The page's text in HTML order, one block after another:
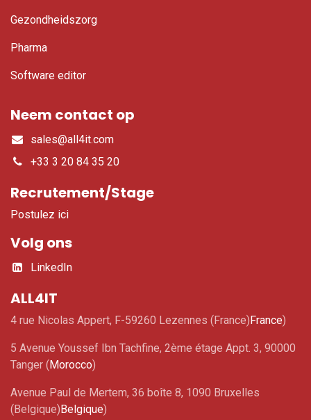
Gezondheidszorg
Pharma
Software editor
Neem contact op
sales@all4it.com
+33 3 20 84 35 20
Recrutement/Stage
Postulez ici
Volg ons
LinkedIn
ALL4IT
4 rue Nicolas Appert, F-59260 Lezennes (France) France)
5 Avenue Youssef Ibn Tachfine, 2ème étage Appt. 3, 90000
Tanger ( Morocco)
Avenue Paul de Mertem, 36 boîte 8, 1090 Bruxelles
(Belgique) Belgique)